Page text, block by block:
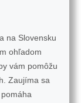
na Slovensku
ohľadom
vám pomôžu
Zaujíma sa